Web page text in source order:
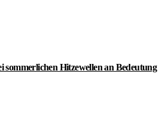
sommerlichen Hitzewellen an Bedeutung